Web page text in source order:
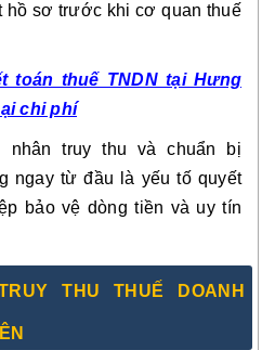
hồ sơ trước khi cơ quan thuế
toán thuế TNDN tại Hưng
chi phí
nhân truy thu và chuẩn bị
ngay từ đầu là yếu tố quyết
bảo vệ dòng tiền và uy tín
THU THUẾ DOANH